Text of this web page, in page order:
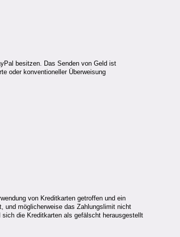
besitzen. Das Senden von Geld ist
oder konventioneller Überweisung
von Kreditkarten getroffen und ein
und möglicherweise das Zahlungslimit nicht
die Kreditkarten als gefälscht herausgestellt